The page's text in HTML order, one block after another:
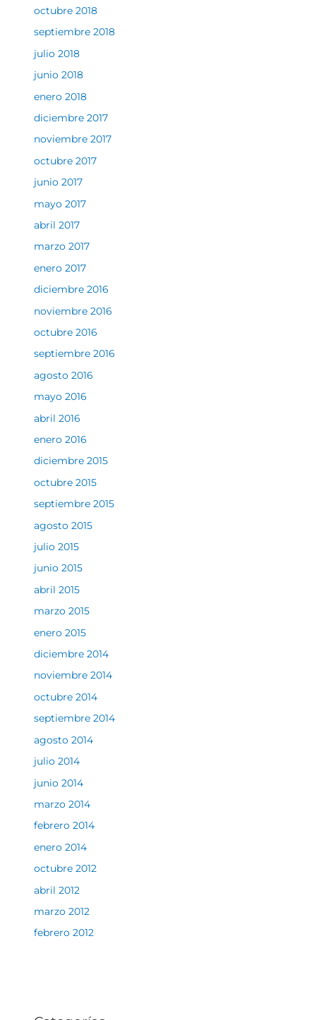
octubre 2018
septiembre 2018
julio 2018
junio 2018
enero 2018
diciembre 2017
noviembre 2017
octubre 2017
junio 2017
mayo 2017
abril 2017
marzo 2017
enero 2017
diciembre 2016
noviembre 2016
octubre 2016
septiembre 2016
agosto 2016
mayo 2016
abril 2016
enero 2016
diciembre 2015
octubre 2015
septiembre 2015
agosto 2015
julio 2015
junio 2015
abril 2015
marzo 2015
enero 2015
diciembre 2014
noviembre 2014
octubre 2014
septiembre 2014
agosto 2014
julio 2014
junio 2014
marzo 2014
febrero 2014
enero 2014
octubre 2012
abril 2012
marzo 2012
febrero 2012